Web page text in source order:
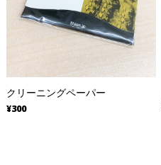
クリーニングペーパー
¥300